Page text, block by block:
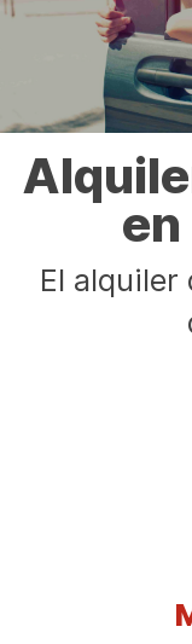
El alquiler